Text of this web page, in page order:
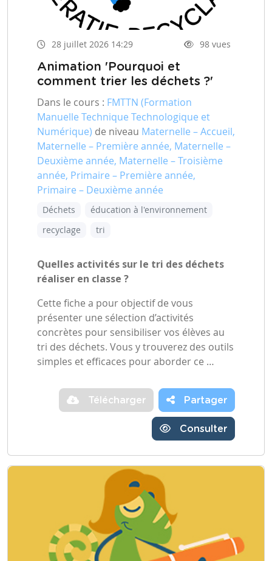
28 juillet 2026 14:29 98 vues
Animation 'Pourquoi et
comment trier les déchets ?'
Dans le cours : FMTTN (Formation
Manuelle Technique Technologique et
Numérique) de niveau Maternelle – Accueil,
Maternelle – Première année, Maternelle –
Deuxième année, Maternelle – Troisième
année, Primaire – Première année,
Primaire – Deuxième année
Déchets
éducation à l'environnement
recyclage
tri
Quelles activités sur le tri des déchets
réaliser en classe ?
Cette fiche a pour objectif de vous
présenter une sélection d’activités
concrètes pour sensibiliser vos élèves au
tri des déchets. Vous y trouverez des outils
simples et efficaces pour aborder ce …
Télécharger Partager
Consulter